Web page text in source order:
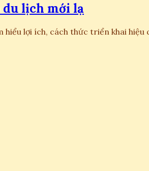
du lịch mới lạ
lợi ích, cách thức triển khai hiệu